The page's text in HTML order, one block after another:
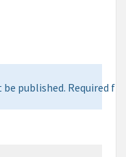
published. Required